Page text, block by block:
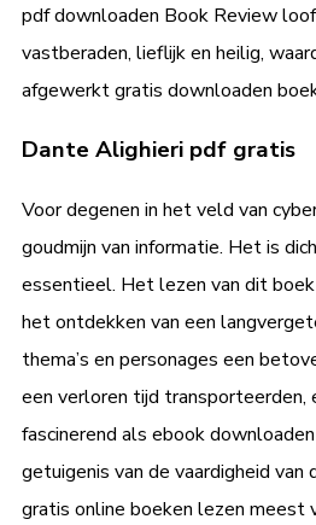
pdf downloaden Book Review
vastberaden, lieflijk en heilig,
afgewerkt gratis downloaden
Dante Alighieri pdf gratis
Voor degenen in het veld van
goudmijn van informatie. Het is
essentieel. Het lezen van dit
het ontdekken van een
thema’s en personages een
een verloren tijd transporteerden,
fascinerend als ebook
getuigenis van de vaardigheid
gratis online boeken lezen meest